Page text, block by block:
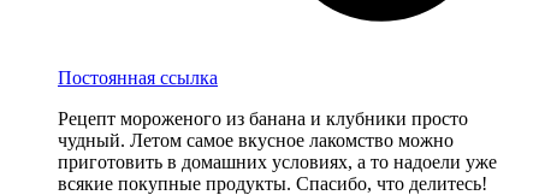
Постоянная ссылка
Рецепт мороженого из банана и клубники просто
чудный. Летом самое вкусное лакомство можно
приготовить в домашних условиях, а то надоели уже
всякие покупные продукты. Спасибо, что делитесь!